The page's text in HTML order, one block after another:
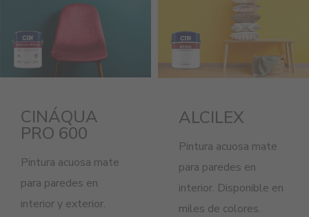
CINÁQUA
PRO 600
Pintura acuosa mate
para paredes en
interior y exterior.
ALCILEX
Pintura acuosa mate
para paredes en
interior. Disponible en
miles de colores.